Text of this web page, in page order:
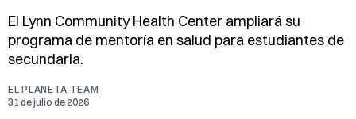
El Lynn Community Health Center ampliará su
programa de mentoría en salud para estudiantes de
secundaria.
EL PLANETA TEAM
31 de julio de 2026